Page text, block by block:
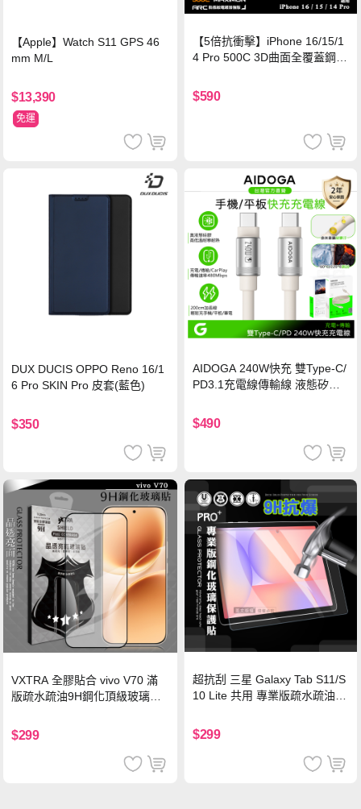
【Apple】Watch S11 GPS 46
mm M/L
$13,390
免運
【5倍抗衝擊】iPhone 16/15/1
4 Pro 500C 3D曲面全覆蓋鋼化
保護貼
$590
DUX DUCIS OPPO Reno 16/1
6 Pro SKIN Pro 皮套(藍色)
$350
AIDOGA 240W快充 雙Type-C/
PD3.1充電線傳輸線 液態矽膠
機/平板/筆電
$490
VXTRA 全膠貼合 vivo V70 滿
版疏水疏油9H鋼化頂級玻璃貼
$299
超抗刮 三星 Galaxy Tab S11/S
10 Lite 共用 專業版疏水疏油9
$299